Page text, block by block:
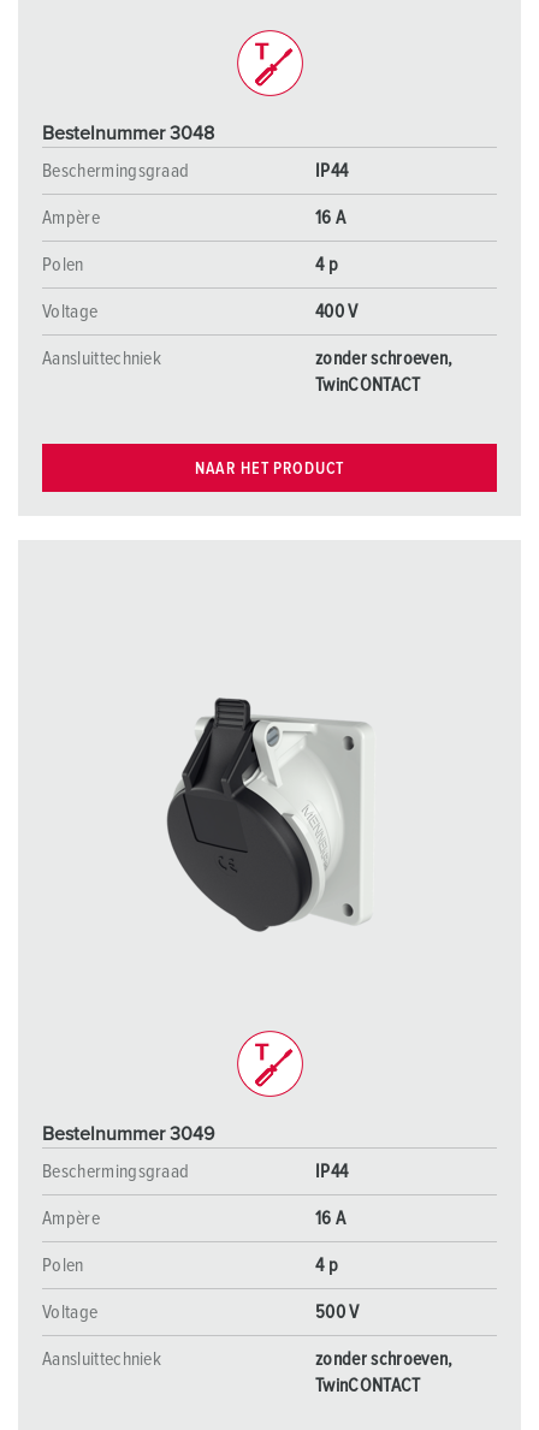
Bestelnummer 3048
Beschermingsgraad
IP44
Ampère 16 A
Polen 4 p
Voltage 400 V
Aansluittechniek
zonder schroeven,
TwinCONTACT
NAAR HET PRODUCT
Bestelnummer 3049
Beschermingsgraad
IP44
Ampère 16 A
Polen 4 p
Voltage 500 V
Aansluittechniek
zonder schroeven,
TwinCONTACT